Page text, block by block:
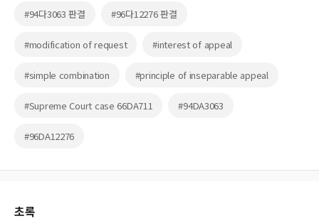
#94다3063 판결 #96다12276 판결
#modification of request #interest of appeal
#simple combination #principle of inseparable appeal
#Supreme Court case 66DA711 #94DA3063
#96DA12276
초록